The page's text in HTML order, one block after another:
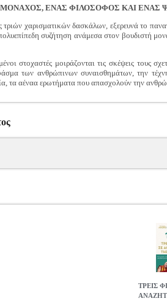
ΕΝΑΣ ΦΙΛΟΣΟΦΟΣ ΚΑΙ ΕΝΑΣ
τριών χαρισματικών δασκάλων, εξερευνά το
συζήτηση ανάμεσα στον
στοχαστές μοιράζονται τις σκέψεις
των ανθρώπινων συναισθημάτων, την
τα αέναα ερωτήματα που απασχολούν την
ΤΡΕΙΣ